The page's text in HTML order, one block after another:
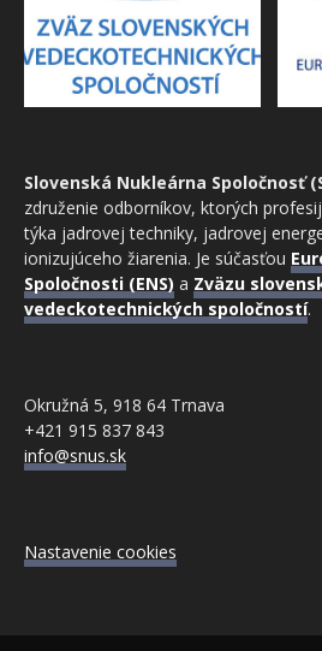
Slovenská Nukleárna Spoločnosť
združenie odborníkov, ktorých
týka jadrovej techniky, jadrovej
ionizujúceho žiarenia. Je súčasťou
Spoločnosti (ENS) a Zväzu
vedeckotechnických spoločností.
Okružná 5, 918 64 Trnava
+421 915 837 843
info@snus.sk
Nastavenie cookies